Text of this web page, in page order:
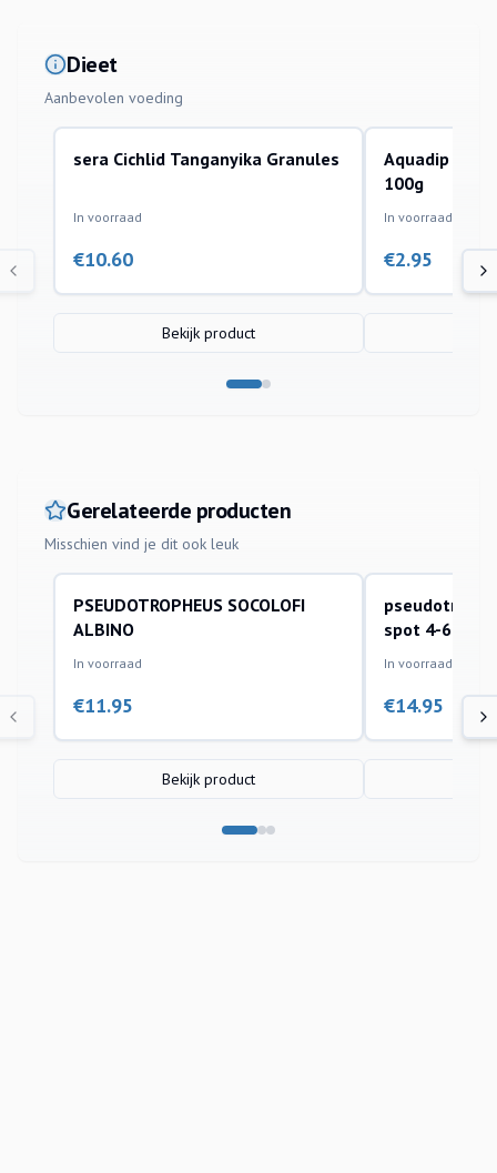
Dieet
Aanbevolen voeding
sera Cichlid Tanganyika Granules
In voorraad
€10.60
Bekijk product
Aquadip
100g
In voorraad
€2.95
Gerelateerde producten
Misschien vind je dit ook leuk
aquariumvissen
PSEUDOTROPHEUS SOCOLOFI
ALBINO
In voorraad
€11.95
Bekijk product
aquariumvissen
spot 4-6cm
In voorraad
€14.95